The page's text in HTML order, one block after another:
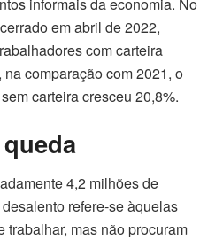
em abril de 2022,
com carteira
comparação com 2021, o
carteira cresceu 20,8%.
4,2 milhões de
refere-se àquelas
trabalhar, mas não procuram